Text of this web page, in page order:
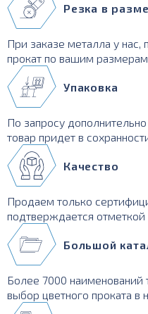
Резка в
При заказе металла у нас,
прокат по вашим
Упаковка
По запросу дополнительно
товар придет в
Качество
Продаем только
подтверждается отметкой
Большой
Более 7000 наименований
выбор цветного проката в